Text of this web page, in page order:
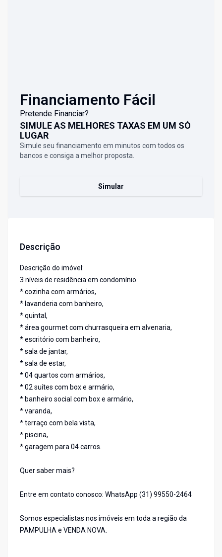
Financiamento Fácil
Pretende Financiar?
SIMULE AS MELHORES TAXAS EM UM SÓ
LUGAR
Simule seu financiamento em minutos com todos os
bancos e consiga a melhor proposta.
Simular
Descrição
Descrição do imóvel:
3 níveis de residência em condomínio.
* cozinha com armários,
* lavanderia com banheiro,
* quintal,
* área gourmet com churrasqueira em alvenaria,
* escritório com banheiro,
* sala de jantar,
* sala de estar,
* 04 quartos com armários,
* 02 suítes com box e armário,
* banheiro social com box e armário,
* varanda,
* terraço com bela vista,
* piscina,
* garagem para 04 carros.
Quer saber mais?
Entre em contato conosco: WhatsApp (31) 99550-2464
Somos especialistas nos imóveis em toda a região da
PAMPULHA e VENDA NOVA.